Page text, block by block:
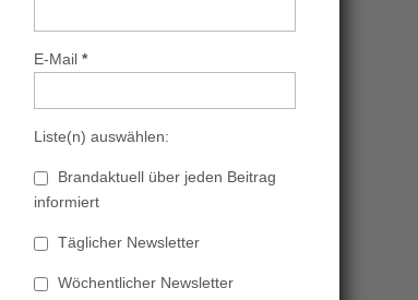
E-Mail *
Liste(n) auswählen:
Brandaktuell über jeden Beitrag
informiert
Täglicher Newsletter
Wöchentlicher Newsletter